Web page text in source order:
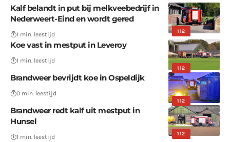
112
Kalf belandt in put bij melkveebedrijf in
Nederweert-Eind en wordt gered
1 min. leestijd
112
Koe vast in mestput in Leveroy
1 min. leestijd
112
Brandweer bevrijdt koe in Ospeldijk
0 min. leestijd
112
Brandweer redt kalf uit mestput in
Hunsel
1 min. leestijd